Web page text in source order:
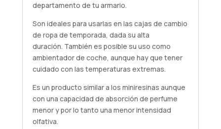
departamento de tu armario.
Son ideales para usarlas en las cajas de cambio
de ropa de temporada, dada su alta
duración. También es posible su uso como
ambientador de coche, aunque hay que tener
cuidado con las temperaturas extremas.
Es un producto similar a los miniresinas aunque
con una capacidad de absorción de perfume
menor y por lo tanto una menor intensidad
olfativa.